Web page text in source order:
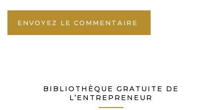
BIBLIOTHÈQUE GRATUITE DE
L’ENTREPRENEUR